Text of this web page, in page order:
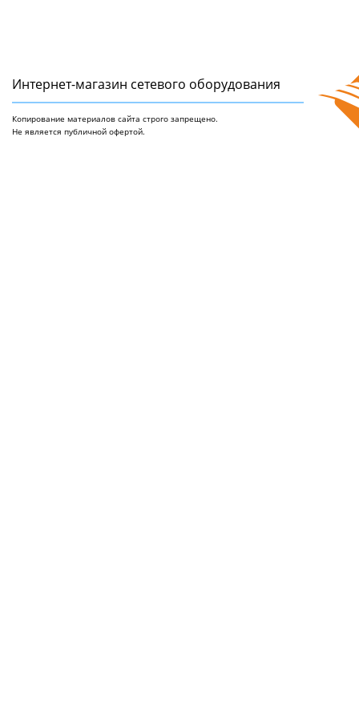
Интернет-магазин сетeвого оборудования
Копирование материалов сайта строго запрещено.
Не является публичной офертой.